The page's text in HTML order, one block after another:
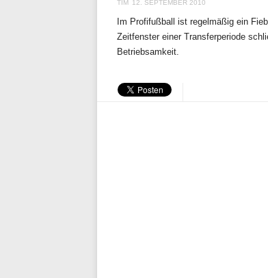
TIM 12. SEPTEMBER 2010
Im Profifußball ist regelmäßig ein
Zeitfenster einer Transferperiode
Betriebsamkeit.